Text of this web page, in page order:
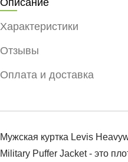
Описание
Характеристики
Отзывы
Оплата и доставка
Мужская куртка Levis
Military Puffer Jacket - это